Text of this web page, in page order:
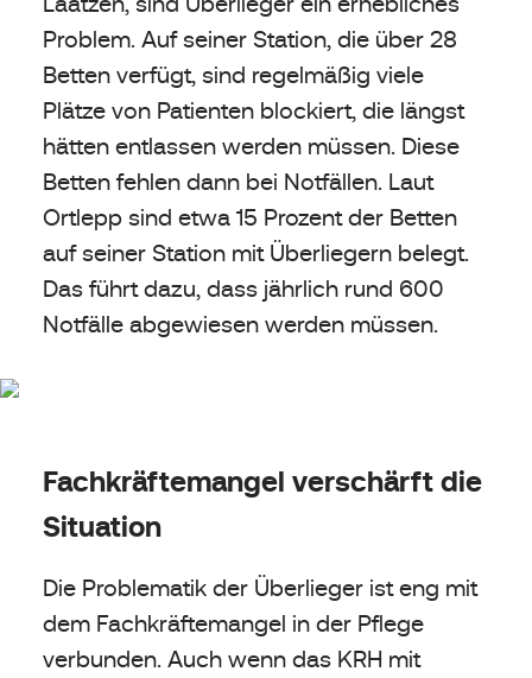
Problem. Auf seiner Station, die über 28
Betten verfügt, sind regelmäßig viele
Plätze von Patienten blockiert, die längst
hätten entlassen werden müssen. Diese
Betten fehlen dann bei Notfällen. Laut
Ortlepp sind etwa 15 Prozent der Betten
auf seiner Station mit Überliegern belegt.
Das führt dazu, dass jährlich rund 600
Notfälle abgewiesen werden müssen.
Fachkräftemangel verschärft die
Situation
Die Problematik der Überlieger ist eng mit
dem Fachkräftemangel in der Pflege
verbunden. Auch wenn das KRH mit